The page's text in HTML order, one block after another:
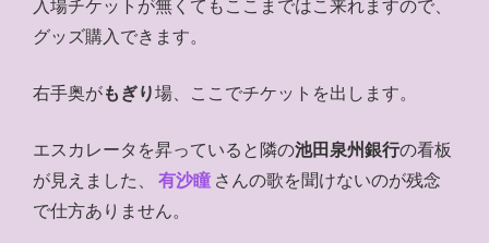
入場チケットが無くてもここまではこ来れますので、
グッズ購入できます。
右手奥がもぎり場、ここでチケットを出します。
エスカレータを昇っていると隣の池田泉州銀行の看板
が見えました、
有沙瞳 さんの歌を聞けないのが残念
で仕方ありません。